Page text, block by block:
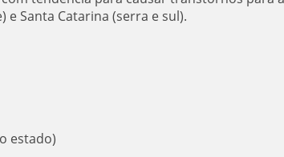
Santa Catarina (serra e sul).
estado)